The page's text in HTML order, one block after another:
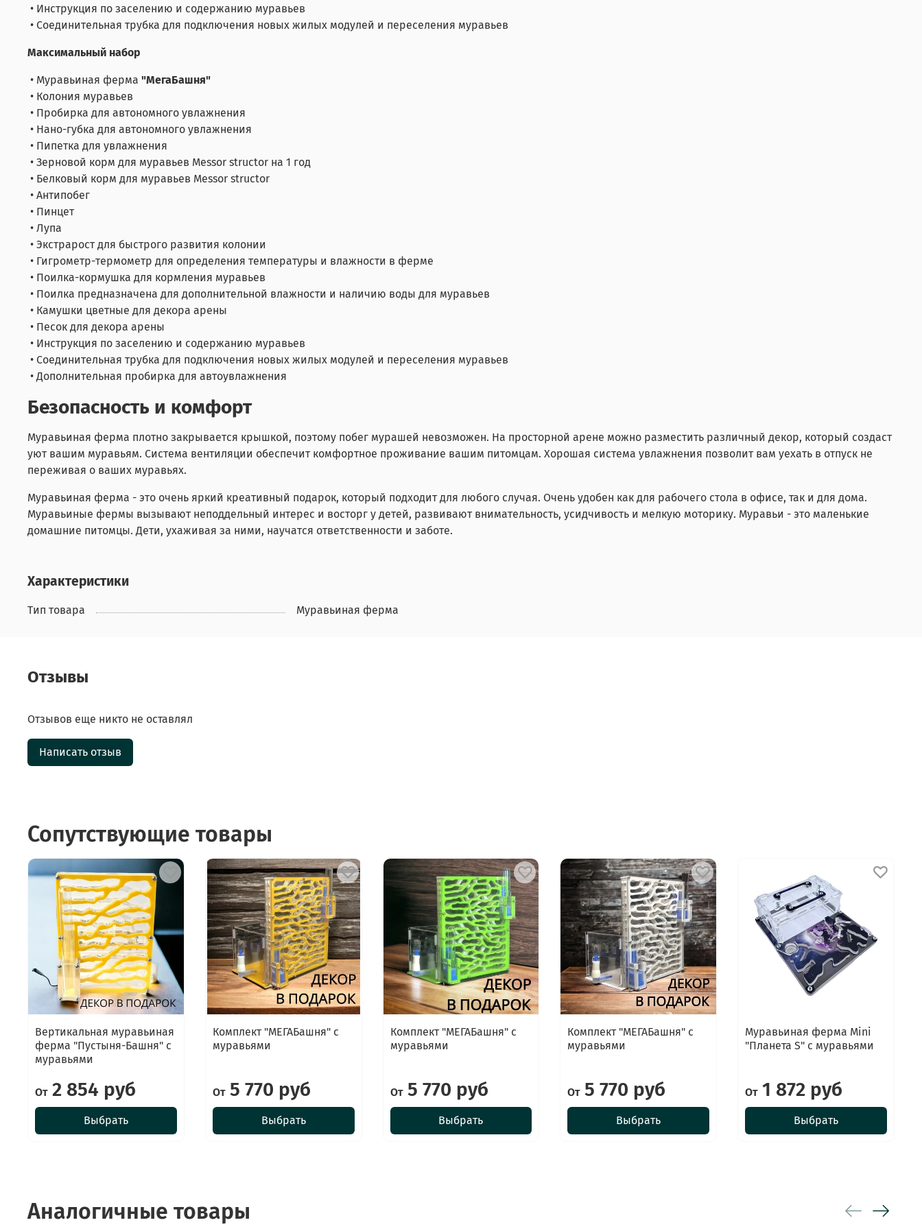
• Инструкция по заселению и содержанию муравьев
• Соединительная трубка для подключения новых жилых модулей и переселения муравьев
Максимальный набор
• Муравьиная ферма "МегаБашня"
• Колония муравьев
• Пробирка для автономного увлажнения
• Нано-губка для автономного увлажнения
• Пипетка для увлажнения
• Зерновой корм для муравьев Messor structor на 1 год
• Белковый корм для муравьев Messor structor
• Антипобег
• Пинцет
• Лупа
• Экстрарост для быстрого развития колонии
• Гигрометр-термометр для определения температуры и влажности в ферме
• Поилка-кормушка для кормления муравьев
• Поилка предназначена для дополнительной влажности и наличию воды для муравьев
• Камушки цветные для декора арены
• Песок для декора арены
• Инструкция по заселению и содержанию муравьев
• Соединительная трубка для подключения новых жилых модулей и переселения муравьев
• Дополнительная пробирка для автоувлажнения
Безопасность и комфорт
Муравьиная ферма плотно закрывается крышкой, поэтому побег мурашей невозможен. На просторной арене можно разместить различный декор, который создаст
уют вашим муравьям. Система вентиляции обеспечит комфортное проживание вашим питомцам. Хорошая система увлажнения позволит вам уехать в отпуск не
переживая о ваших муравьях.
Муравьиная ферма - это очень яркий креативный подарок, который подходит для любого случая. Очень удобен как для рабочего стола в офисе, так и для дома.
Муравьиные фермы вызывают неподдельный интерес и восторг у детей, развивают внимательность, усидчивость и мелкую моторику. Муравьи - это маленькие
домашние питомцы. Дети, ухаживая за ними, научатся ответственности и заботе.
Характеристики
Тип товара Муравьиная ферма
Отзывы
Отзывов еще никто не оставлял
Написать отзыв
Сопутствующие товары
Вертикальная муравьиная
ферма "Пустыня-Башня" с
муравьями
От2 854 руб
Выбрать
Комплект "МЕГАБашня" с
муравьями
От5 770 руб
Выбрать
Комплект "МЕГАБашня" с
муравьями
От5 770 руб
Выбрать
Комплект "МЕГАБашня" с
муравьями
От5 770 руб
Выбрать
Муравьиная ферма Mini
"Планета S" с муравьями
От1 872 руб
Выбрать
Аналогичные товары